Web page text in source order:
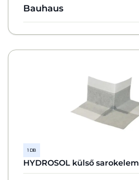
Bauhaus
1 DB
HYDROSOL külső sarokelem